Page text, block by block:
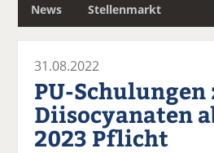
News Stellenmarkt
31.08.2022
PU-Schulungen
Diisocyanaten
2023 Pflicht